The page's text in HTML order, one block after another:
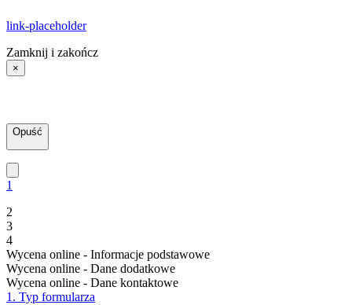
link-placeholder
Zamknij i zakończ
×
Opuść
1
2
3
4
Wycena online - Informacje podstawowe
Wycena online - Dane dodatkowe
Wycena online - Dane kontaktowe
1. Typ formularza